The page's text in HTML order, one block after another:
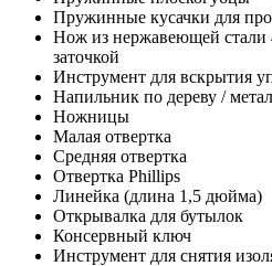
Пружинные кусачки для
Нож из нержавеющей
заточкой
Инструмент для вскрытия
Напильник по дереву /
Ножницы
Малая отвертка
Средняя отвертка
Отвертка Phillips
Линейка (длина 1,5 дюйма)
Открывалка для бутылок
Консервный ключ
Инструмент для снятия